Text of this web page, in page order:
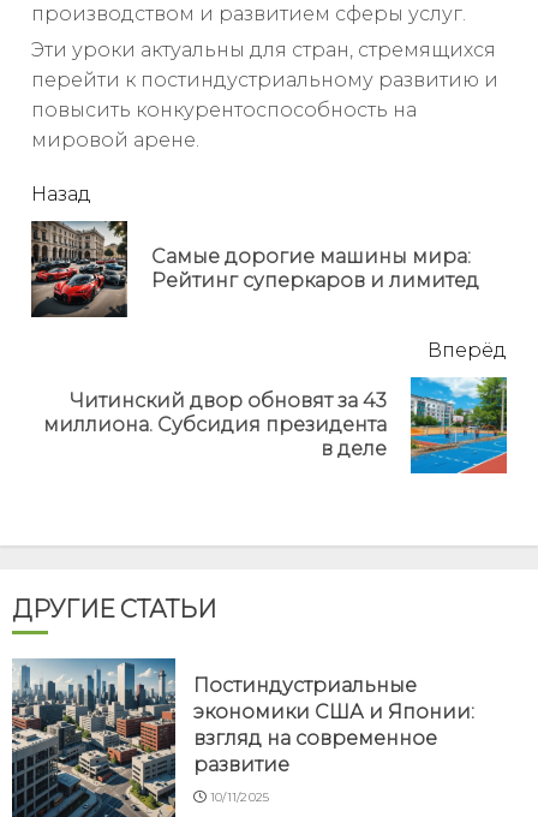
производством и развитием сферы услуг.
Эти уроки актуальны для стран, стремящихся
перейти к постиндустриальному развитию и
повысить конкурентоспособность на
мировой арене.
читать
еще
Назад
Самые дорогие машины мира:
Рейтинг суперкаров и лимитед
Вперёд
Next
Читинский двор обновят за 43
миллиона. Субсидия президента
в деле
ДРУГИЕ СТАТЬИ
Постиндустриальные
экономики США и Японии:
взгляд на современное
развитие
10/11/2025